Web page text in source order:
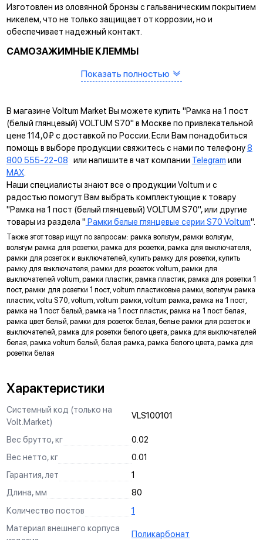
Изготовлен из оловянной бронзы с гальваническим покрытием
никелем, что не только защищает от коррозии, но и
обеспечивает надежный контакт.
САМОЗАЖИМНЫЕ КЛЕММЫ
Помогают упростить процесс монтажа и гарантируют
прочное соединение между клеммой и проводом.
Обеспечивает быстрое и легкое соединение механизма с
рамкой. Восемь фиксаторов по периметру нивелируют
неровности стены и надежно удерживают конструкцию.
УНИВЕРСАЛЬНЫЙ МОНТАЖ
Суппорт поддерживает установку механизма в
многопостовые рамки как по горизонтали, так и по вертикали.
ДИАГОНАЛЬНЫЕ ОТВЕРСТИЯ СУППОРТА
нестандартных условиях, не требующих применения
подрозетников.
МАРКИРОВКА
Метка для точного определения длины зачистки изоляции
проводов, упрощающая и ускоряющая процесс монтажа.
АНКЕРНОЕ КРЕПЛЕНИЕ
Надежно фиксирует механизм в подрозетнике, не мешая
монтажу и не выпадая из свободного положения.
Механизм выполнен с учетом защиты проводов от
повреждений при установке, обеспечивая безопасную
эксплуатацию и исключая вероятность замыкания на детали
КРЕПЛЕНИЕ "ШИП-ПАЗ"
многопостовых конструкциях.
СИЛОВЫЕ КОНТАКТЫ
Изготовлены по международному стандарту из оловянной
бронзы, гарантируют долговечность и надежность
Показать полностью
В магазине Voltum Market Вы можете купить "Рамка на 1 пост
(белый глянцевый) VOLTUM S70" в Москве по привлекательной
цене 114,0₽ с доставкой по России. Если Вам понадобиться
помощь в выборе продукции свяжитесь с нами по телефону8
800 555-22-08 или напишите в чат компании Telegram или
MAX.
Наши специалисты знают все о продукции Voltum и с
радостью помогут Вам выбрать комплектующие к товару
"Рамка на 1 пост (белый глянцевый) VOLTUM S70", или другие
товары из раздела " Рамки белые глянцевые серии S70 Voltum".
Также этот товар ищут по запросам: рамка вольтум, рамки вольтум,
вольтум рамка для розетки, рамка для розетки, рамка для выключателя,
рамки для розеток и выключателей, купить рамку для розетки, купить
рамку для выключателя, рамки для розеток voltum, рамки для
выключателей voltum, рамки пластик, рамка пластик, рамка для розетки 1
пост, рамки для розетки 1 пост, voltum пластиковые рамки, вольтум рамка
пластик, voltu S70, voltum, voltum рамки, voltum рамка, рамка на 1 пост,
рамка на 1 пост белый, рамка на 1 пост пластик, рамка на 1 пост белая,
рамка цвет белый, рамки для розеток белая, белые рамки для розеток и
выключателей, рамка для розетки белого цвета, рамка для выключателей
белая, рамка voltum белый, белая рамка, рамка белого цвета, рамка для
розетки белая
Характеристики
Системный код (только на
Volt.Market)
VLS100101
Вес брутто, кг
0.02
Вес нетто, кг
0.01
Гарантия, лет
1
Длина, мм
80
Количество постов
1
Материал внешнего корпуса
Поликарбонат